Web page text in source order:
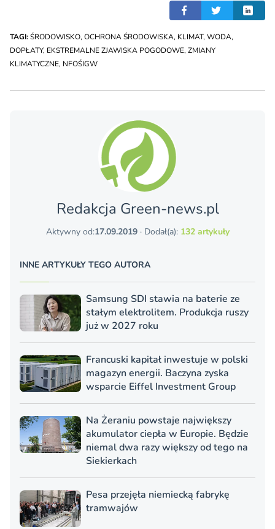
TAGI:ŚRODOWISKO, OCHRONA ŚRODOWISKA, KLIMAT, WODA,
DOPŁATY, EKSTREMALNE ZJAWISKA POGODOWE, ZMIANY
KLIMATYCZNE, NFOŚIGW
Redakcja Green-news.pl
Aktywny od:17.09.2019· Dodał(a): 132 artykuły
INNE ARTYKUŁY TEGO AUTORA
Samsung SDI stawia na baterie ze
stałym elektrolitem. Produkcja ruszy
już w 2027 roku
Francuski kapitał inwestuje w polski
magazyn energii. Baczyna zyska
wsparcie Eiffel Investment Group
Na Żeraniu powstaje największy
akumulator ciepła w Europie. Będzie
niemal dwa razy większy od tego na
Siekierkach
Pesa przejęła niemiecką fabrykę
tramwajów